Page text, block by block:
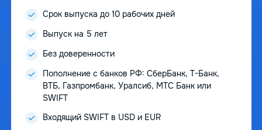
Срок выпуска до 10 рабочих дней
Выпуск на 5 лет
Без доверенности
Пополнение с банков РФ: СберБанк, Т-Банк,
ВТБ, Газпромбанк, Уралсиб, МТС Банк или
SWIFT
Входящий SWIFT в USD и EUR